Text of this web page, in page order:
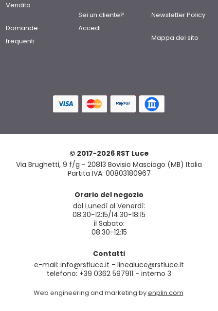
Vendita
Domande
frequenti
Sei un cliente?
Accedi
Newsletter Policy
Mappa del sito
© 2017-2026 RST Luce
Via Brughetti, 9 f/g - 20813 Bovisio Masciago (MB) Italia
Partita IVA: 00803180967
Orario del negozio
dal Lunedì al Venerdì:
08:30-12:15/14:30-18:15
il Sabato:
08:30-12:15
Contatti
e-mail: info@rstluce.it - linealuce@rstluce.it
telefono: +39 0362 597911 - interno 3
Web engineering and marketing byenplin.com